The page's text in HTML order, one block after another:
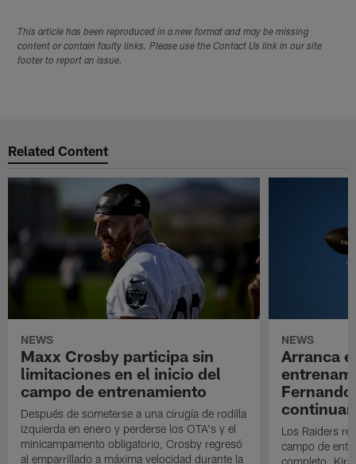
This article has been reproduced in a new format and may be missing
content or contain faulty links. Please use the Contact Us link in our site
footer to report an issue.
Related Content
NEWS
Maxx Crosby participa sin
limitaciones en el inicio del
campo de entrenamiento
Después de someterse a una cirugía de rodilla
izquierda en enero y perderse los OTA's y el
minicampamento obligatorio, Crosby regresó
al emparrillado a máxima velocidad durante la
NEWS
Arranca
Los Raiders
campo de
completo. Kirk